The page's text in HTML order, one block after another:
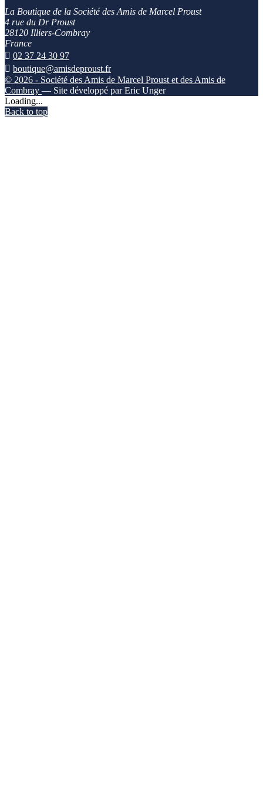
La Boutique de la Société des Amis de Marcel Proust
4 rue du Dr Proust
28120 Illiers-Combray
France
 02 37 24 30 97
 boutique@amisdeproust.fr
© 2026 - Société des Amis de Marcel Proust et des Amis de
Combray — Site développé par Eric Unger
Loading...
Back to top